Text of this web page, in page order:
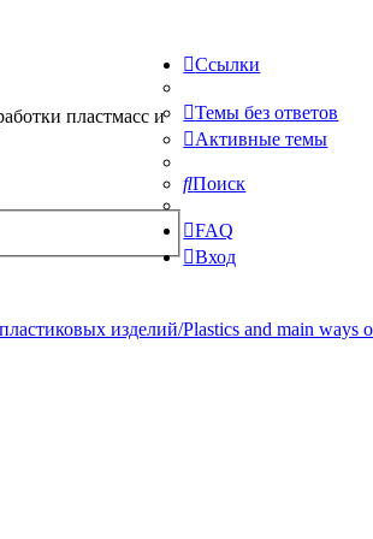
пластмасс и
Ссылки
Темы без ответов
Активные темы
Поиск
FAQ
Вход
изделий/Plastics and main ways